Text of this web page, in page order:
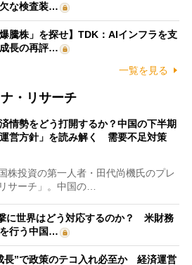
な検査装…
騰株」を探せ】TDK：AIインフラを支
長の再評…
一覧を見る
・リサーチ
情勢をどう打開するか？中国の下半期
営方針」を読み解く 需要不足対策
株投資の第一人者・田代尚機氏のプレ
サーチ」。中国の…
に世界はどう対応するのか？ 米財務
行う中国…
長”で政策のテコ入れ必至か 経済運営